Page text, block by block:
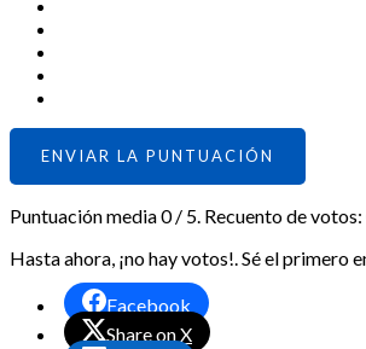
ENVIAR LA PUNTUACIÓN
Puntuación media0/ 5. Recuento de votos:
Hasta ahora, ¡no hay votos!. Sé el primero
Facebook
Share on X